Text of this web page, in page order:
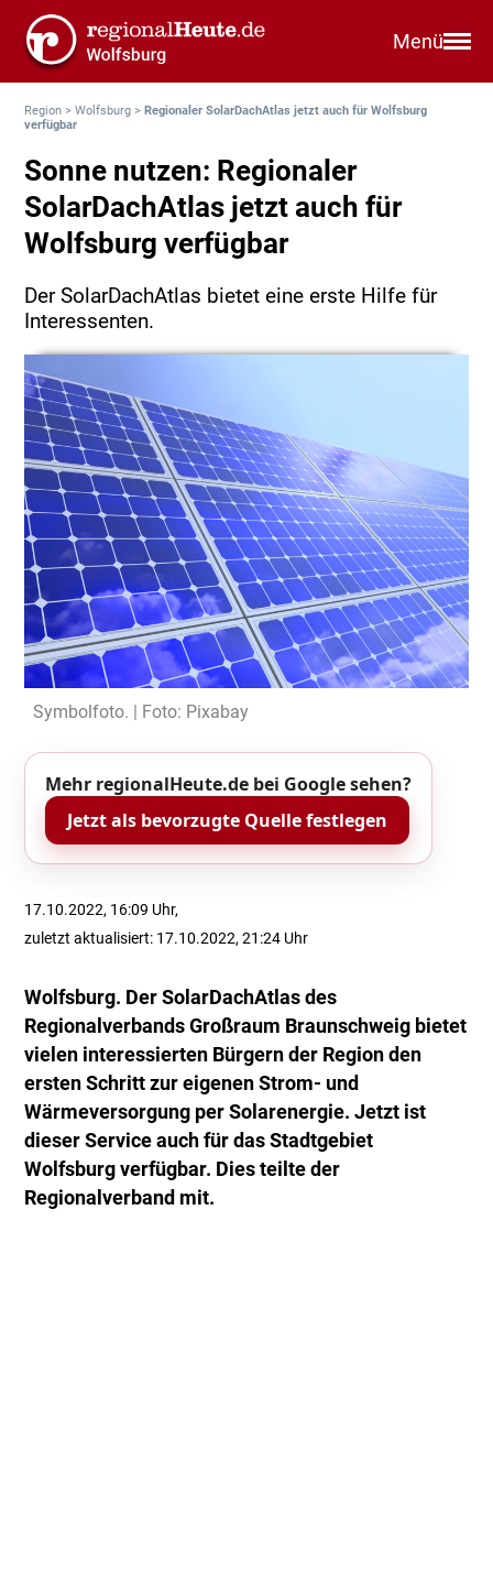
Menü
Region >Wolfsburg >Regionaler SolarDachAtlas jetzt auch für Wolfsburg
verfügbar
Sonne nutzen: Regionaler
SolarDachAtlas jetzt auch für
Wolfsburg verfügbar
Der SolarDachAtlas bietet eine erste Hilfe für
Interessenten.
Symbolfoto. | Foto: Pixabay
Mehr regionalHeute.de bei Google sehen?
Jetzt als bevorzugte Quelle festlegen
17.10.2022, 16:09 Uhr,
zuletzt aktualisiert: 17.10.2022, 21:24 Uhr
Wolfsburg. Der SolarDachAtlas des
Regionalverbands Großraum Braunschweig bietet
vielen interessierten Bürgern der Region den
ersten Schritt zur eigenen Strom- und
Wärmeversorgung per Solarenergie. Jetzt ist
dieser Service auch für das Stadtgebiet
Wolfsburg verfügbar. Dies teilte der
Regionalverband mit.